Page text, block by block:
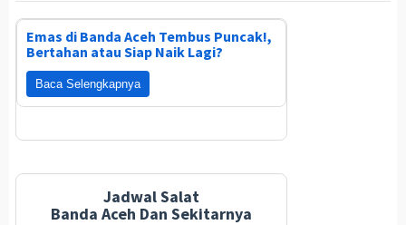
Emas di Banda Aceh Tembus Puncak!,
Bertahan atau Siap Naik Lagi?
Baca Selengkapnya
Jadwal Salat
Banda Aceh Dan Sekitarnya